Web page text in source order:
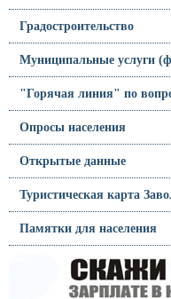
Градостроительство
Муниципальные услуги
"Горячая линия" по
Опросы населения
Открытые данные
Туристическая карта
Памятки для населения